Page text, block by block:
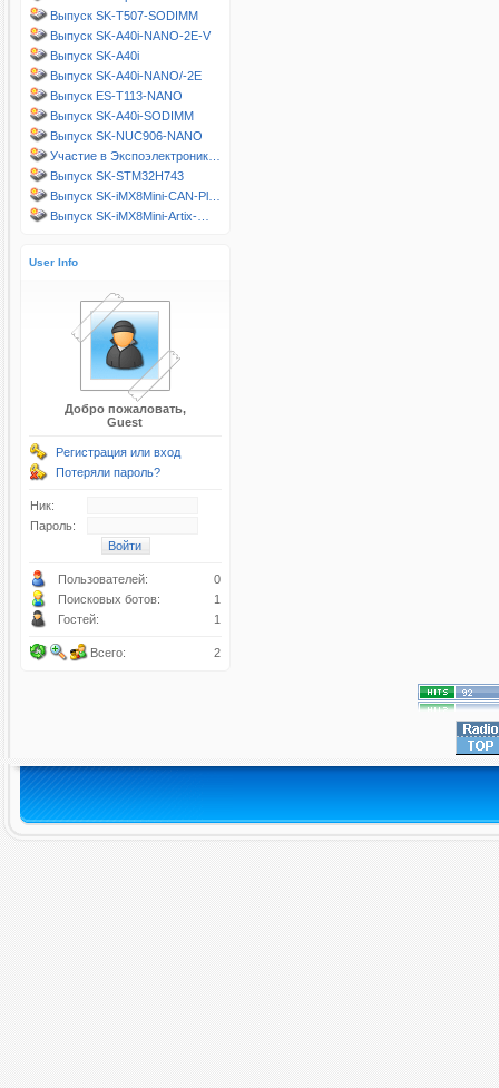
Выпуск SK-T507-SODIMM
Выпуск SK-A40i-NANO-2E-V
Выпуск SK-A40i
Выпуск SK-A40i-NANO/-2E
Выпуск ES-T113-NANO
Выпуск SK-A40i-SODIMM
Выпуск SK-NUC906-NANO
Участие в Экспоэлектроник…
Выпуск SK-STM32H743
Выпуск SK-iMX8Mini-CAN-Pl…
Выпуск SK-iMX8Mini-Artix-…
User Info
Добро пожаловать,
Guest
Регистрация или вход
Потеряли пароль?
Ник:
Пароль:
Пользователей:
0
Поисковых ботов:
1
Гостей:
1
Всего: 2